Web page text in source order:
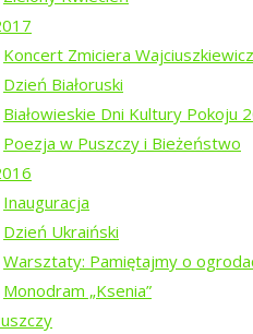
Koncert Zmiciera
Dzień Białoruski
Białowieskie Dni Kultury Pokoju
Poezja w Puszczy i Bieżeństwo
Inauguracja
Dzień Ukraiński
Warsztaty: Pamiętajmy o
Monodram „Ksenia”
– spotkanie z Igorem Isajewem
– spotkanie z Krzysztofem
2. edycja